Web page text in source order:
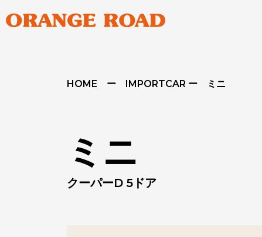
HOME ー IMPORTCAR ー ミニ
ミニ
クーパーD 5ドア